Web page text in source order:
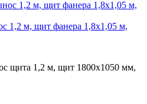
1,2 м, щит фанера 1,8х1,05 м,
щита 1,2 м, щит 1800х1050 мм,